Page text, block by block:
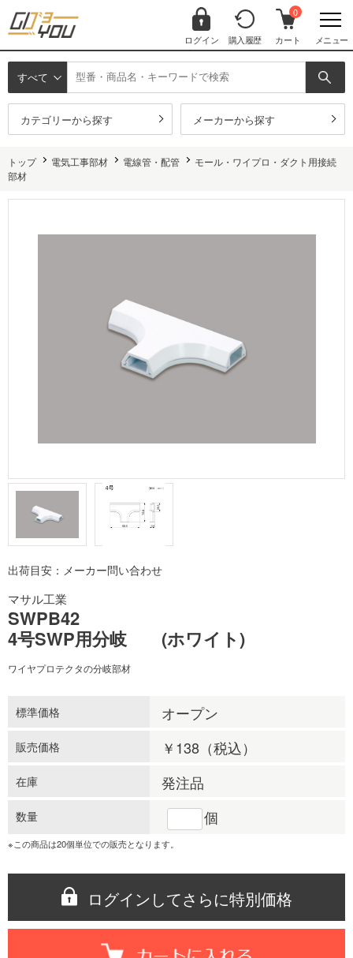
ログイン 購入履歴
0
カート メニュー
すべて
カテゴリーから探す メーカーから探す
トップ 電気工事部材 電線管・配管
モール・ワイプロ・ダクト用接続
部材
出荷目安：メーカー問い合わせ
マサル工業
SWPB42
4号SWP用分岐 (ホワイト)
ワイヤプロテクタの分岐部材
標準価格 オープン
販売価格 ￥138（税込）
在庫 発注品
数量 個
※この商品は20個単位での販売となります。
ログインしてさらに特別価格